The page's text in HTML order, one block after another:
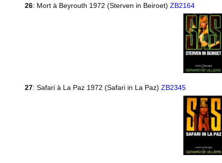
26: Mort à Beyrouth 1972 (Sterven in Beiroet) ZB2164
27: Safari à La Paz 1972 (Safari in La Paz) ZB2345